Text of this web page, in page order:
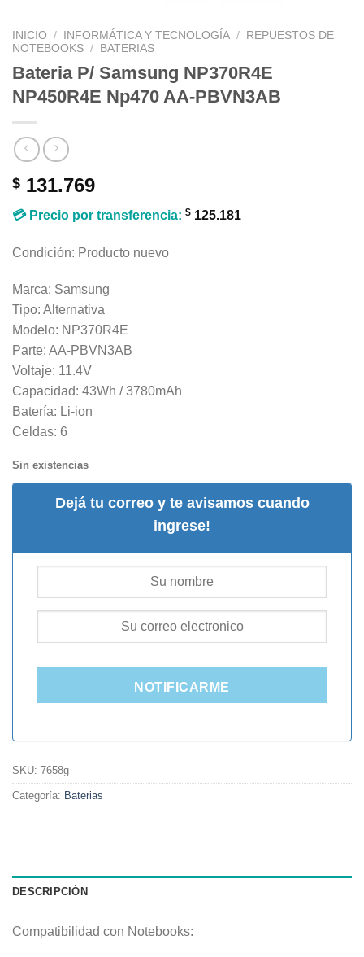
INICIO / INFORMÁTICA Y TECNOLOGÍA /
REPUESTOS DE
NOTEBOOKS / BATERIAS
Bateria P/ Samsung NP370R4E
NP450R4E Np470 AA-PBVN3AB
$ 131.769
💳 Precio por transferencia: $ 125.181
Condición: Producto nuevo
Marca: Samsung
Tipo: Alternativa
Modelo: NP370R4E
Parte: AA-PBVN3AB
Voltaje: 11.4V
Capacidad: 43Wh / 3780mAh
Batería: Li-ion
Celdas: 6
Sin existencias
Dejá tu correo y te avisamos cuando
ingrese!
NOTIFICARME
SKU: 7658g
Categoría: Baterias
DESCRIPCIÓN
Compatibilidad con Notebooks: